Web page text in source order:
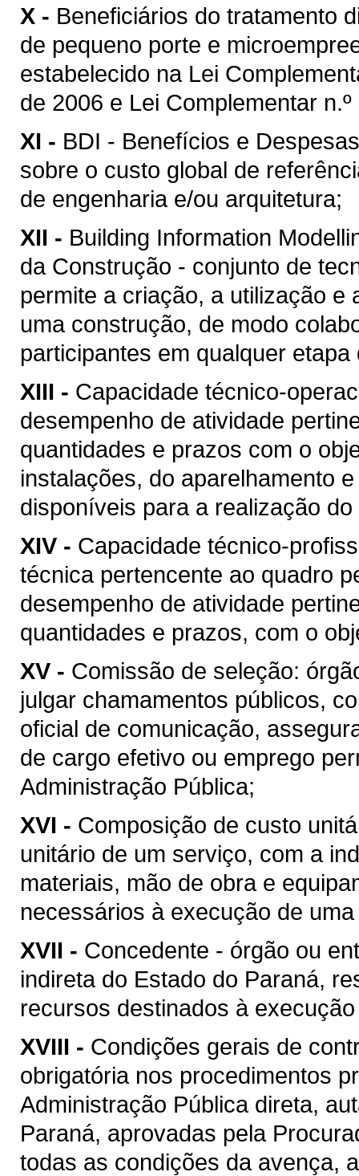
X - Beneficiários do tratamento
de pequeno porte e
estabelecido na Lei
de 2006 e Lei Complementar
XI - BDI - Benefícios e
sobre o custo global de
de engenharia e/ou arquitetura;
XII - Building Information
da Construção - conjunto de
permite a criação, a utilização e
uma construção, de modo
participantes em qualquer
XIII - Capacidade técnico-
desempenho de atividade
quantidades e prazos com o
instalações, do aparelhamento
disponíveis para a realização
XIV - Capacidade técnico-
técnica pertencente ao quadro
desempenho de atividade
quantidades e prazos, com o
XV - Comissão de seleção:
julgar chamamentos públicos,
oficial de comunicação,
de cargo efetivo ou emprego
Administração Pública;
XVI - Composição de custo
unitário de um serviço, com a
materiais, mão de obra e
necessários à execução de
XVII - Concedente - órgão ou
indireta do Estado do Paraná,
recursos destinados à
XVIII - Condições gerais de
obrigatória nos procedimentos
Administração Pública direta,
Paraná, aprovadas pela
todas as condições da avença,